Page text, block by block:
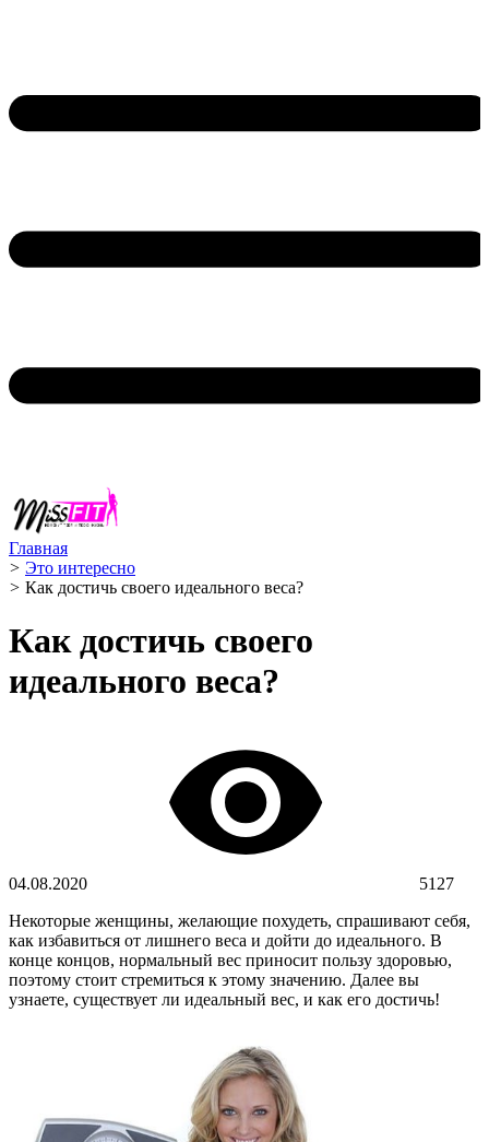
Главная
> Это интересно
> Как достичь своего идеального веса?
Как достичь своего
идеального веса?
04.08.2020
5127
Некоторые женщины, желающие похудеть, спрашивают себя,
как избавиться от лишнего веса и дойти до идеального. В
конце концов, нормальный вес приносит пользу здоровью,
поэтому стоит стремиться к этому значению. Далее вы
узнаете, существует ли идеальный вес, и как его достичь!